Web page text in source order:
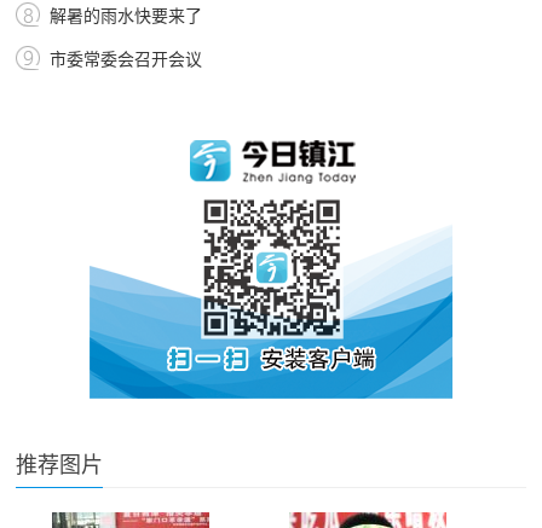
解暑的雨水快要来了
市委常委会召开会议
推荐图片